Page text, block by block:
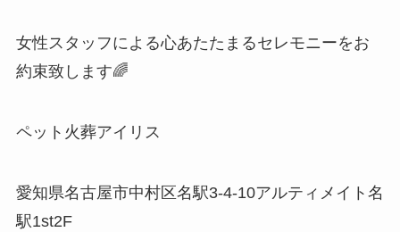
女性スタッフによる心あたたまるセレモニーをお
約束致します🌈
ペット火葬アイリス
愛知県名古屋市中村区名駅3-4-10アルティメイト名
駅1st2F